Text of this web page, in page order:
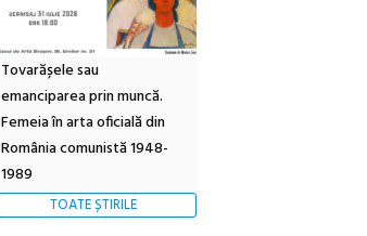
Tovarășele sau
emanciparea prin muncă.
Femeia în arta oficială din
România comunistă 1948-
1989
TOATE ȘTIRILE